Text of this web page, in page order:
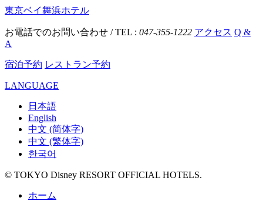
東京ベイ舞浜ホテル
お電話でのお問い合わせ / TEL : 047-355-1222 アクセス Q &
A
宿泊予約 レストラン予約
LANGUAGE
日本語
English
中文 (简体字)
中文 (繁体字)
한국어
© TOKYO Disney RESORT OFFICIAL HOTELS.
ホーム